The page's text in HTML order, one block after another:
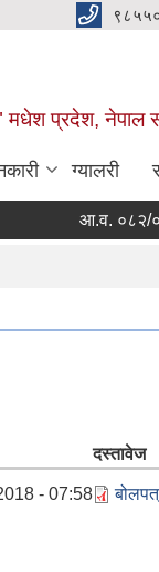
मधेश प्रदेश, नेपाल
ग्यालरी
आ.व. ०८२/०८३
दस्तावेज
- 07:58